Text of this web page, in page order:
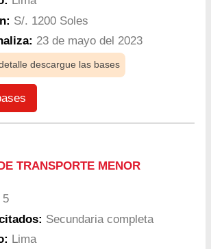
S/. 1200 Soles
23 de mayo del 2023
descargue las bases
TRANSPORTE MENOR
5
Secundaria completa
Lima